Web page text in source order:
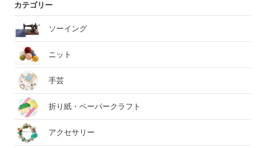
カテゴリー
ソーイング
ニット
手芸
折り紙・ペーパークラフト
アクセサリー